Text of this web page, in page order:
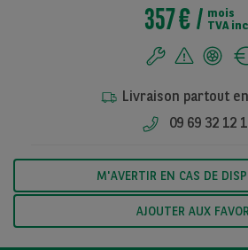
357 €
mois
TVA
Livraison partout
09 69 32 12
M'AVERTIR EN CAS DE
AJOUTER AUX